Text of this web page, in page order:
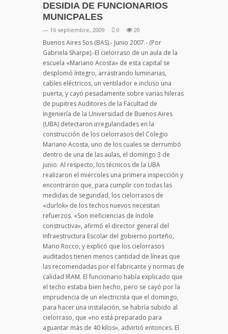
DESIDIA DE FUNCIONARIOS
MUNICPALES
— 16 septiembre, 2009 0 20
Buenos Aires Sos (BAS).- Junio 2007.- (Por
Gabriela Sharpe).-El cielorraso de un aula de la
escuela «Mariano Acosta» de esta capital se
desplomó íntegro, arrastrando luminarias,
cables eléctricos, un ventilador e incluso una
puerta, y cayó pesadamente sobre varias hileras
de pupitres Auditores de la Facultad de
Ingeniería de la Universidad de Buenos Aires
(UBA) detectaron irregularidades en la
construcción de los cielorrasos del Colegio
Mariano Acosta, uno de los cuales se derrumbó
dentro de una de las aulas, el domingo 3 de
junio. Al respecto, los técnicos de la UBA
realizaron el miércoles una primera inspección y
encontraron que, para cumplir con todas las
medidas de seguridad, los cielorrasos de
«durlok» de los techos nuevos necesitan
refuerzos. «Son ineficiencias de índole
constructiva», afirmó el director general del
Infraestructura Escolar del gobierno porteño,
Mario Rocco, y explicó que los cielorrasos
auditados tienen menos cantidad de líneas que
las recomendadas por el fabricante y normas de
calidad IRAM. El funcionario había explicado que
el techo estaba bien hecho, pero se cayó por la
imprudencia de un electricista que el domingo,
para hacer una instalación, se habría subido al
cielorraso, que «no está preparado para
aguantar más de 40 kilos», advirtió entonces. El